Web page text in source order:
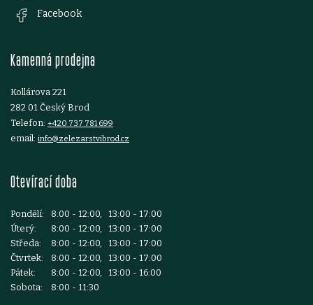
Facebook
Kamenná prodejna
Kollárova 221
282 01 Český Brod
Telefon: +420 737 781 699
email: info@zelezarstvibrod.cz
Otevírací doba
Pondělí:
8:00 - 12:00, 13:00 - 17:00
Úterý:
8:00 - 12:00, 13:00 - 17:00
Středa:
8:00 - 12:00, 13:00 - 17:00
Čtvrtek:
8:00 - 12:00, 13:00 - 17:00
Pátek:
8:00 - 12:00, 13:00 - 16:00
Sobota:
8:00 - 11:30